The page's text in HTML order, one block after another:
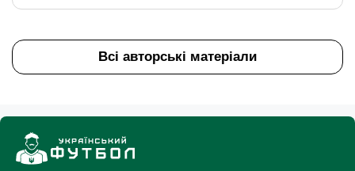
Всі авторські матеріали